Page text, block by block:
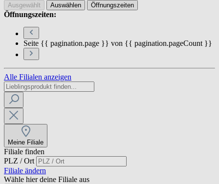
Ausgewählt Auswählen Öffnungszeiten
Öffnungszeiten:
Seite {{ pagination.page }} von {{ pagination.pageCount }}
Alle Filialen anzeigen
Meine Filiale
Filiale finden
PLZ / Ort
Filiale ändern
Wähle hier deine Filiale aus